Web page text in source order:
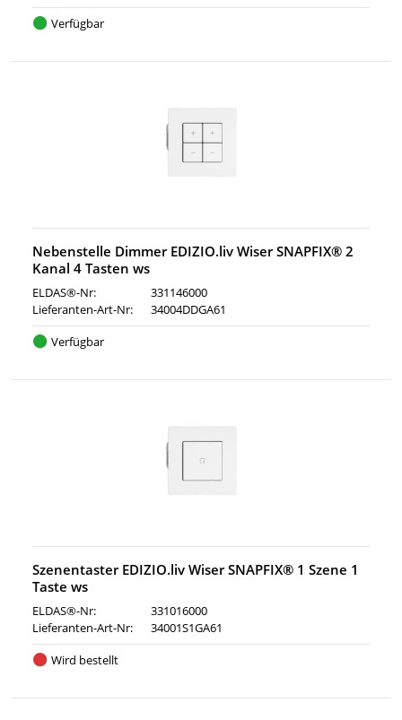
Verfügbar
Nebenstelle Dimmer EDIZIO.liv Wiser SNAPFIX® 2
Kanal 4 Tasten ws
ELDAS®-Nr:
331146000
Lieferanten-Art-Nr:
34004DDGA61
Verfügbar
Szenentaster EDIZIO.liv Wiser SNAPFIX® 1 Szene 1
Taste ws
ELDAS®-Nr:
331016000
Lieferanten-Art-Nr:
34001S1GA61
Wird bestellt